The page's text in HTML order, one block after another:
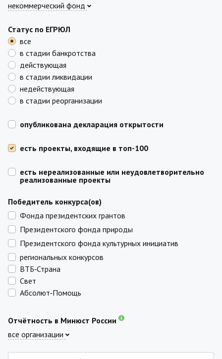
некоммерческий фонд
Статус по ЕГРЮЛ
все
в стадии банкротства
действующая
в стадии ликвидации
недействующая
в стадии реорганизации
опубликована декларация открытости
есть проекты, входящие в топ-100
есть нереализованные или неудовлетворительно
реализованные проекты
Победитель конкурса(ов)
Фонда президентских грантов
Президентского фонда природы
Президентского фонда культурных инициатив
региональных конкурсов
ВТБ‑Страна
Свет
Абсолют‑Помощь
Отчётность в Минюст России
все организации